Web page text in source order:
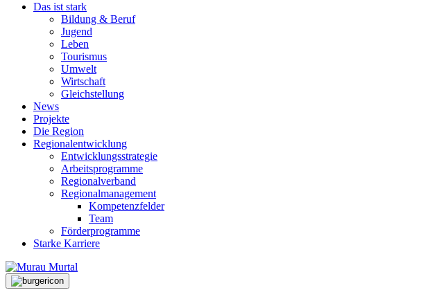
Das ist stark
Bildung & Beruf
Jugend
Leben
Tourismus
Umwelt
Wirtschaft
Gleichstellung
News
Projekte
Die Region
Regionalentwicklung
Entwicklungsstrategie
Arbeitsprogramme
Regionalverband
Regionalmanagement
Kompetenzfelder
Team
Förderprogramme
Starke Karriere